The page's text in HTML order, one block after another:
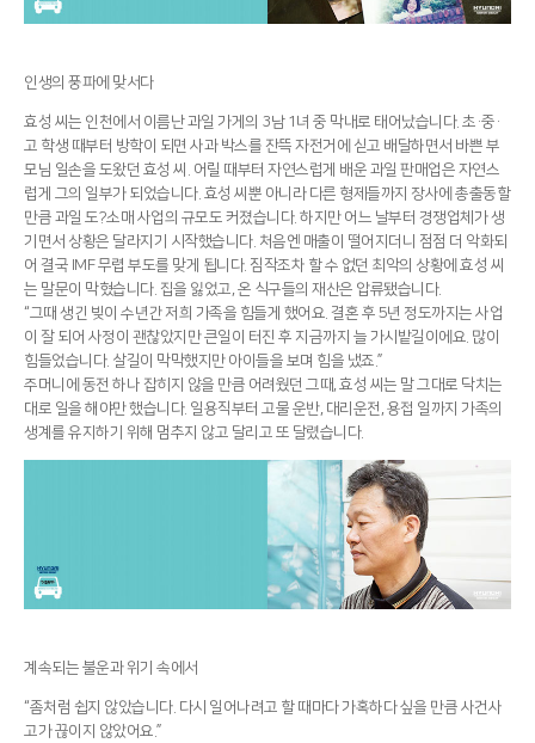
인생의 풍파에 맞서다
효성 씨는 인천에서 이름난 과일 가게의 3남 1녀 중 막내로 태어났습니다. 초·중·
고 학생 때부터 방학이 되면 사과 박스를 잔뜩 자전거에 싣고 배달하면서 바쁜 부
모님 일손을 도왔던 효성 씨. 어릴 때부터 자연스럽게 배운 과일 판매업은 자연스
럽게 그의 일부가 되었습니다. 효성 씨뿐 아니라 다른 형제들까지 장사에 총출동할
만큼 과일 도?소매 사업의 규모도 커졌습니다. 하지만 어느 날부터 경쟁업체가 생
기면서 상황은 달라지기 시작했습니다. 처음엔 매출이 떨어지더니 점점 더 악화되
어 결국 IMF 무렵 부도를 맞게 됩니다. 짐작조차 할 수 없던 최악의 상황에 효성 씨
는 말문이 막혔습니다. 집을 잃었고, 온 식구들의 재산은 압류됐습니다.
“그때 생긴 빚이 수년간 저희 가족을 힘들게 했어요. 결혼 후 5년 정도까지는 사업
이 잘 되어 사정이 괜찮았지만 큰일이 터진 후 지금까지 늘 가시밭길이에요. 많이
힘들었습니다. 살길이 막막했지만 아이들을 보며 힘을 냈죠.”
주머니에 동전 하나 잡히지 않을 만큼 어려웠던 그때, 효성 씨는 말 그대로 닥치는
대로 일을 해야만 했습니다. 일용직부터 고물 운반, 대리운전, 용접 일까지 가족의
생계를 유지하기 위해 멈추지 않고 달리고 또 달렸습니다.
계속되는 불운과 위기 속에서
“좀처럼 쉽지 않았습니다. 다시 일어나려고 할 때마다 가혹하다 싶을 만큼 사건사
고가 끊이지 않았어요.”